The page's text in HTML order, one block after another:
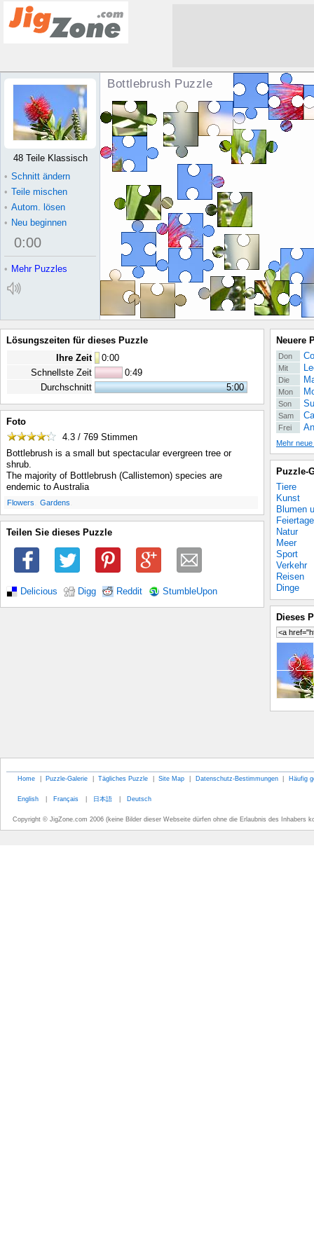
Bottlebrush Puzzle
48 Teile Klassisch
• Schnitt ändern
• Teile mischen
• Autom. lösen
• Neu beginnen
0:00
• Mehr Puzzles
Lösungszeiten für dieses Puzzle
Ihre Zeit
0:00
Schnellste Zeit
0:49
Durchschnitt
5:00
Foto
4.3 / 769 Stimmen
Bottlebrush is a small but spectacular evergreen tree or
shrub.
The majority of Bottlebrush (Callistemon) species are
endemic to Australia
Flowers Gardens
Teilen Sie dieses Puzzle
Delicious Digg Reddit StumbleUpon
Neuere
Don
Mit
Die
Mon
Son
Sam
Frei
Mehr
Puzzle-
Tiere
Kunst
Blumen
Feiertage
Natur
Meer
Sport
Verkehr
Reisen
Dinge
Dieses
Home | Puzzle-Galerie | Tägliches Puzzle | Site Map | Datenschutz-Bestimmungen | Häufig
English | Français | 日本語 | Deutsch
Copyright © JigZone.com 2006 (keine Bilder dieser Webseite dürfen ohne die Erlaubnis des Inhabers